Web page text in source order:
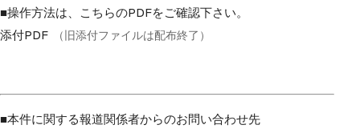
■操作方法は、こちらのPDFをご確認下さい。
添付PDF
（旧添付ファイルは配布終了）
■本件に関する報道関係者からのお問い合わせ先